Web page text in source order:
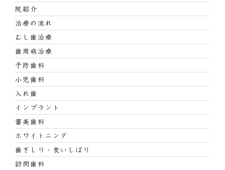
院紹介
治療の流れ
むし歯治療
歯周病治療
予防歯科
小児歯科
入れ歯
インプラント
審美歯科
ホワイトニング
歯ぎしり・食いしばり
訪問歯科